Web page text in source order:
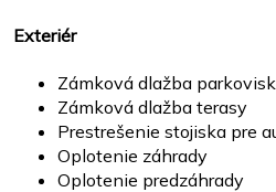
Exteriér
Zámková dlažba
Zámková dlažba terasy
Prestrešenie stojiska pre
Oplotenie záhrady
Oplotenie predzáhrady